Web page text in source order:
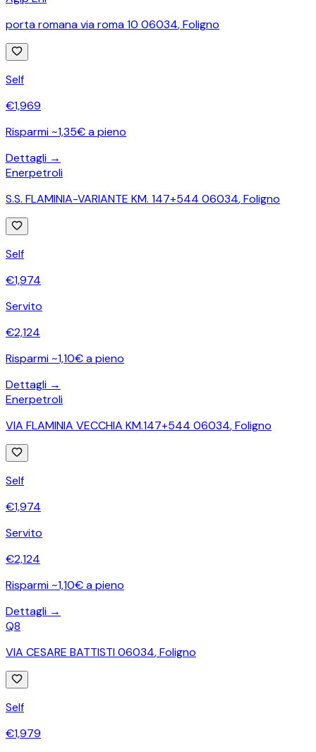
porta romana via roma 10 06034,Foligno
Self
€1,969
Risparmi ~1,35€ a pieno
Dettagli →
Enerpetroli
S.S. FLAMINIA-VARIANTE KM. 147+544 06034,Foligno
Self
€1,974
Servito
€2,124
Risparmi ~1,10€ a pieno
Dettagli →
Enerpetroli
VIA FLAMINIA VECCHIA KM.147+544 06034,Foligno
Self
€1,974
Servito
€2,124
Risparmi ~1,10€ a pieno
Dettagli →
Q8
VIA CESARE BATTISTI 06034,Foligno
Self
€1,979